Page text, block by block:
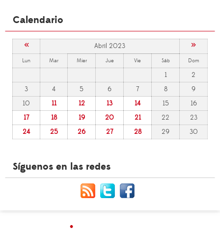
Calendario
« Abril 2023 »
Lun Mar Mier Jue Vie Sáb Dom
1
2
3
4 5 6 7 8
9
10
11 12 13 14 15
16
17
18 19 20 21 22
23
24
25 26 27 28 29 30
Síguenos en las redes